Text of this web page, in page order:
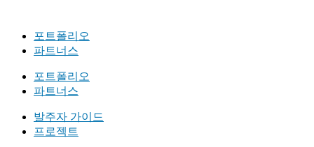
포트폴리오
파트너스
포트폴리오
파트너스
발주자 가이드
프로젝트